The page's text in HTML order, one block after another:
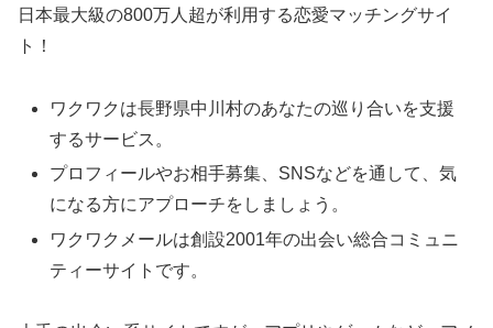
日本最大級の800万人超が利用する恋愛マッチングサイ
ト！
ワクワクは長野県中川村のあなたの巡り合いを支援
するサービス。
プロフィールやお相手募集、SNSなどを通して、気
になる方にアプローチをしましょう。
ワクワクメールは創設2001年の出会い総合コミュニ
ティーサイトです。